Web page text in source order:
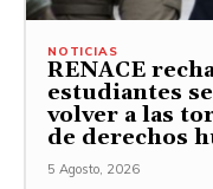
NOTICIAS
RENACE
estudiantes
volver a las
de derechos
5 Agosto, 2026